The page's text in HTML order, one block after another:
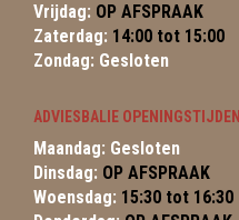
Vrijdag: OP AFSPRAAK
Zaterdag: 14:00 tot 15:00
Zondag: Gesloten
ADVIESBALIE OPENINGSTIJDEN
Maandag: Gesloten
Dinsdag: OP AFSPRAAK
Woensdag: 15:30 tot 16:30